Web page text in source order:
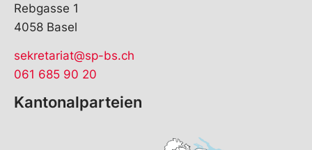
Rebgasse 1
4058 Basel
sekretariat@sp-bs.ch
061 685 90 20
Kantonalparteien